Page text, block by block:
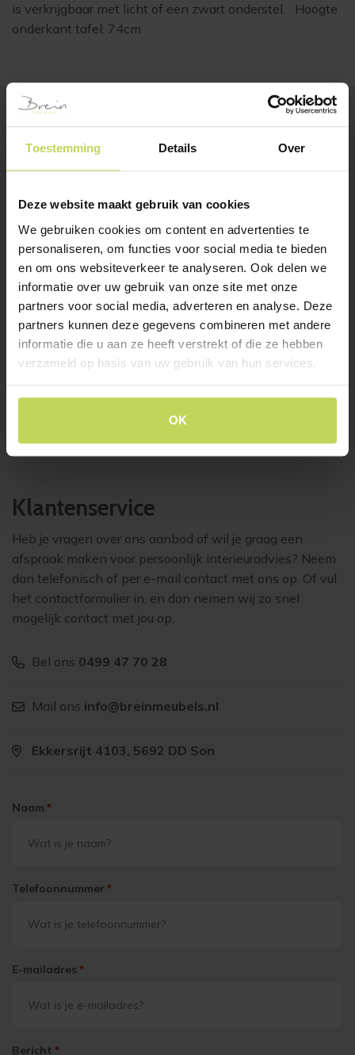
Toestemming Details Over
Deze website maakt gebruik van cookies
We gebruiken cookies om content en advertenties te
personaliseren, om functies voor social media te bieden
en om ons websiteverkeer te analyseren. Ook delen we
informatie over uw gebruik van onze site met onze
partners voor social media, adverteren en analyse. Deze
partners kunnen deze gegevens combineren met andere
informatie die u aan ze heeft verstrekt of die ze hebben
verzameld op basis van uw gebruik van hun services.
OK
is verkrijgbaar met licht of een zwart onderstel. Hoogte
onderkant tafel: 74cm
BESTSELLERS
Klanten bekeken ook
MASURA 68×67,5cm
eiken
XOOON
MASURA ovaal
240x110cm antraciet
XOOON
Klantenservice
Heb je vragen over ons aanbod of wil je graag een
afspraak maken voor persoonlijk interieuradvies? Neem
dan telefonisch of per e-mail contact met ons op. Of vul
het contactformulier in, en dan nemen wij zo snel
mogelijk contact met jou op.
Bel ons 0499 47 70 28
Mail ons info@breinmeubels.nl
Ekkersrijt 4103, 5692 DD Son
Naam *
Telefoonnummer *
E-mailadres *
Bericht *